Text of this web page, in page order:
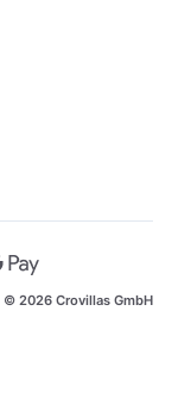
© 2026 Crovillas GmbH